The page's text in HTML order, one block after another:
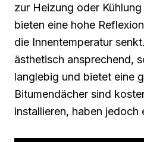
zur Heizung oder
bieten eine hohe
die Innentemperatur
ästhetisch ansprechend,
langlebig und bietet eine
Bitumendächer sind
installieren, haben jedoch